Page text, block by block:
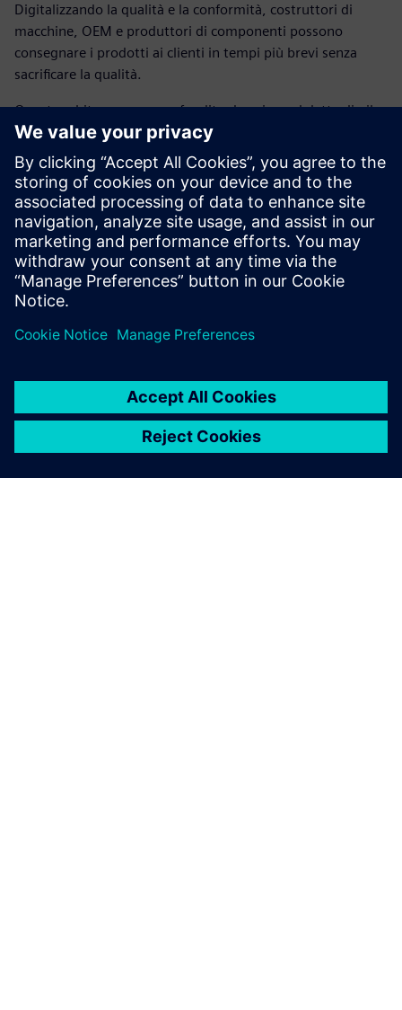
Digitalizzando la qualità e la conformità, costruttori di
macchine, OEM e produttori di componenti possono
consegnare i prodotti ai clienti in tempi più brevi senza
sacrificare la qualità.
Questo white paper approfondito descrive nel dettaglio il
funzionamento di una soluzione di gestione della qualità a
ciclo chiuso e fornisce ai produttori una tabella di marcia
per iniziare a implementare una soluzione su misura.
Scarica subito il white paper e scopri nuovi modi per
snellire i processi di conformità e raggiungere l'eccellenza
qualitativa.
Condividi